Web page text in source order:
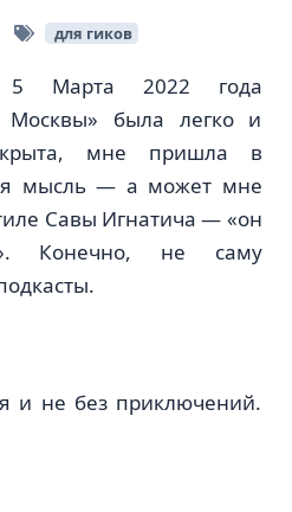
на patreon
для гиков
5 Марта 2022 года
Москвы» была легко и
мне пришла в
мысль — а может мне
Савы Игнатича — «он
Конечно, не саму
и не без приключений.